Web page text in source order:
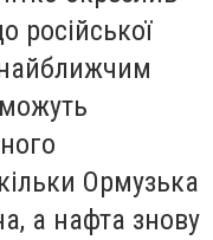
російської
Ормузька
а нафта знову